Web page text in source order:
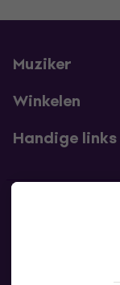
Muziker
Winkelen
Handige links